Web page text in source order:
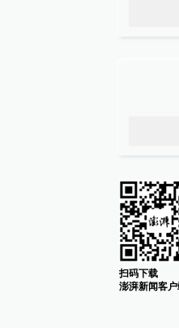
扫码下载
澎湃新闻客